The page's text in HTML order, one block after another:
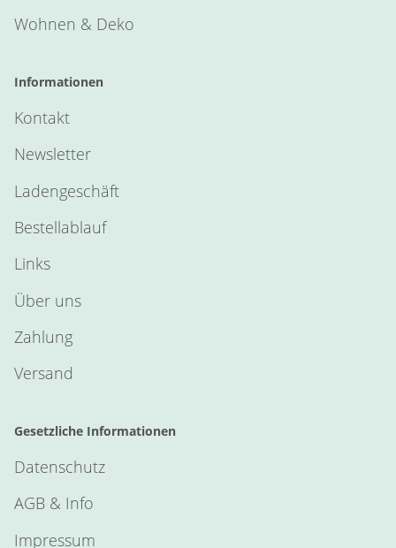
Wohnen & Deko
Informationen
Kontakt
Newsletter
Ladengeschäft
Bestellablauf
Links
Über uns
Zahlung
Versand
Gesetzliche Informationen
Datenschutz
AGB & Info
Impressum